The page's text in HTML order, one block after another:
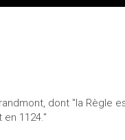
dont "la Règle
1124."